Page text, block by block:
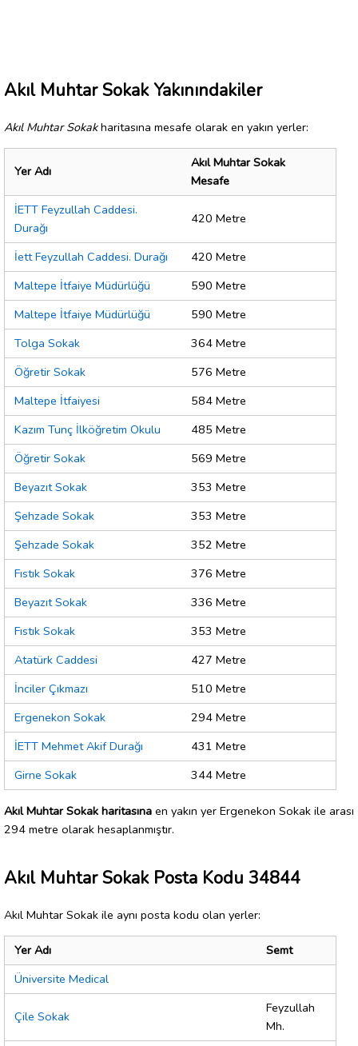
Akıl Muhtar Sokak Yakınındakiler
Akıl Muhtar Sokakharitasına mesafe olarak en yakın yerler:
Yer Adı
Akıl Muhtar Sokak
Mesafe
İETT Feyzullah Caddesi.
Durağı
420 Metre
İett Feyzullah Caddesi. Durağı
420 Metre
Maltepe İtfaiye Müdürlüğü
590 Metre
Maltepe İtfaiye Müdürlüğü
590 Metre
Tolga Sokak
364 Metre
Öğretir Sokak
576 Metre
Maltepe İtfaiyesi
584 Metre
Kazım Tunç İlköğretim Okulu
485 Metre
Öğretir Sokak
569 Metre
Beyazıt Sokak
353 Metre
Şehzade Sokak
353 Metre
Şehzade Sokak
352 Metre
Fıstık Sokak
376 Metre
Beyazıt Sokak
336 Metre
Fıstık Sokak
353 Metre
Atatürk Caddesi
427 Metre
İnciler Çıkmazı
510 Metre
Ergenekon Sokak
294 Metre
İETT Mehmet Akif Durağı
431 Metre
Girne Sokak
344 Metre
Akıl Muhtar Sokak haritasına en yakın yer Ergenekon Sokak ile arası
294 metre olarak hesaplanmıştır.
Akıl Muhtar Sokak Posta Kodu 34844
Akıl Muhtar Sokak ile aynı posta kodu olan yerler:
Yer Adı
Semt
Üniversite Medical
Çile Sokak
Feyzullah
Mh.